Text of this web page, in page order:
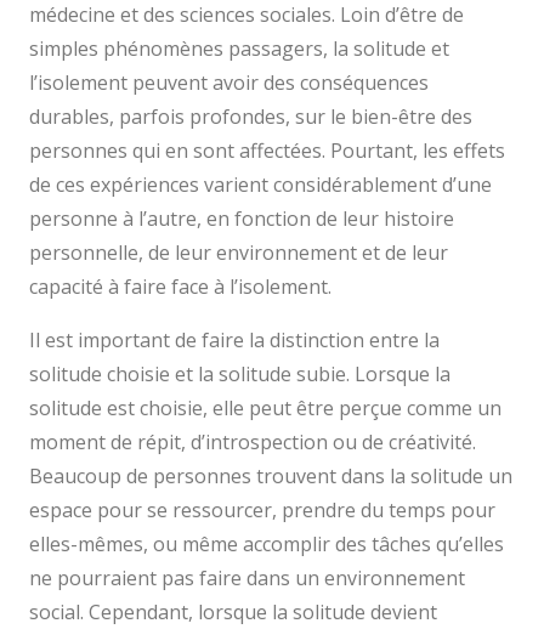
médecine et des sciences sociales. Loin d’être de
simples phénomènes passagers, la solitude et
l’isolement peuvent avoir des conséquences
durables, parfois profondes, sur le bien-être des
personnes qui en sont affectées. Pourtant, les effets
de ces expériences varient considérablement d’une
personne à l’autre, en fonction de leur histoire
personnelle, de leur environnement et de leur
capacité à faire face à l’isolement.
Il est important de faire la distinction entre la
solitude choisie et la solitude subie. Lorsque la
solitude est choisie, elle peut être perçue comme un
moment de répit, d’introspection ou de créativité.
Beaucoup de personnes trouvent dans la solitude un
espace pour se ressourcer, prendre du temps pour
elles-mêmes, ou même accomplir des tâches qu’elles
ne pourraient pas faire dans un environnement
social. Cependant, lorsque la solitude devient